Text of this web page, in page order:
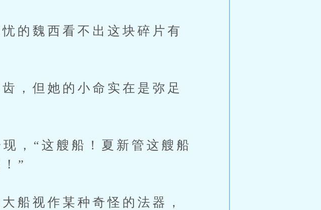
魏西看不出这块碎片有
但她的小命实在是弥足
“这艘船！夏新管这艘船
”
视作某种奇怪的法器，